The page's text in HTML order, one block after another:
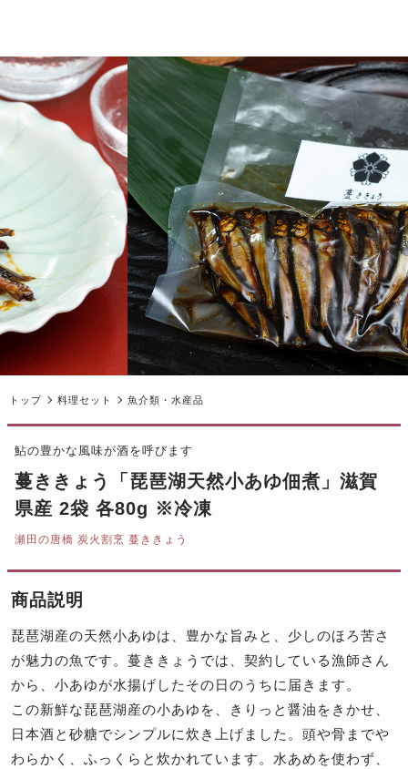
トップ 料理セット 魚介類・水産品
鮎の豊かな風味が酒を呼びます
蔓ききょう「琵琶湖天然小あゆ佃煮」滋賀
県産 2袋 各80g ※冷凍
瀬田の唐橋 炭火割烹 蔓ききょう
商品説明
琵琶湖産の天然小あゆは、豊かな旨みと、少しのほろ苦さ
が魅力の魚です。蔓ききょうでは、契約している漁師さん
から、小あゆが水揚げしたその日のうちに届きます。
この新鮮な琵琶湖産の小あゆを、きりっと醤油をきかせ、
日本酒と砂糖でシンプルに炊き上げました。頭や骨までや
わらかく、ふっくらと炊かれています。水あめを使わず、